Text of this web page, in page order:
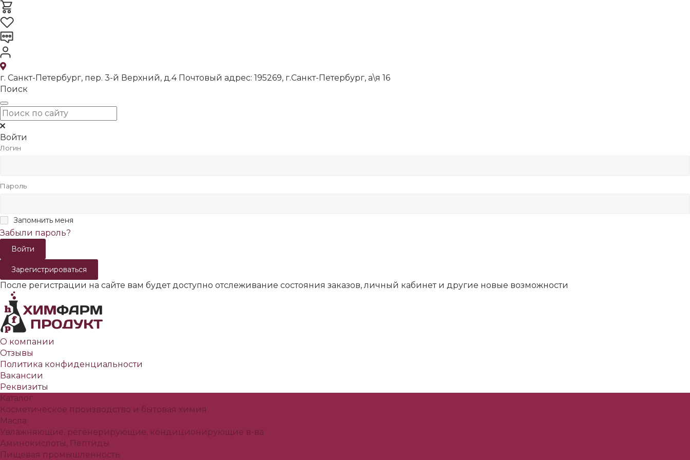
г. Санкт-Петербург, пер. 3-й Верхний, д.4 Почтовый адрес: 195269, г.Санкт-Петербург, а\я 16
Поиск
Войти
Логин
Пароль
Запомнить меня
Забыли пароль?
Зарегистрироваться
После регистрации на сайте вам будет доступно отслеживание состояния заказов, личный кабинет и другие новые возможности
О компании
Отзывы
Политика конфиденциальности
Вакансии
Реквизиты
Каталог
Косметическое производство и бытовая химия
Масла
Увлажняющие, регенерирующие, кондиционирующие в-ва
Аминокислоты, Пептиды
Пищевая промышленность